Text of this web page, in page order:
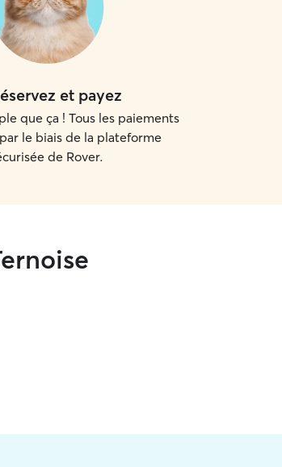
et payez
que ça ! Tous les paiements
le biais de la plateforme
de Rover.